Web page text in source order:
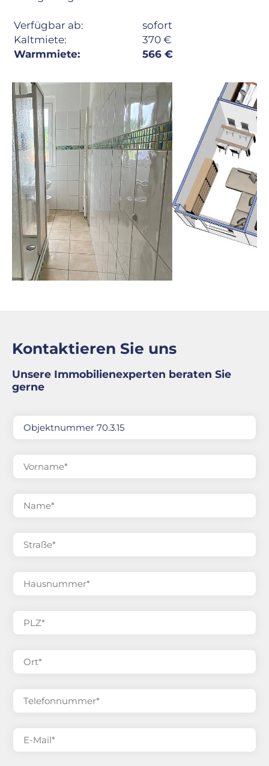
Verfügbar ab:
sofort
Kaltmiete:
370 €
Warmmiete:
566 €
Kontaktieren Sie uns
Unsere Immobilienexperten beraten Sie
gerne